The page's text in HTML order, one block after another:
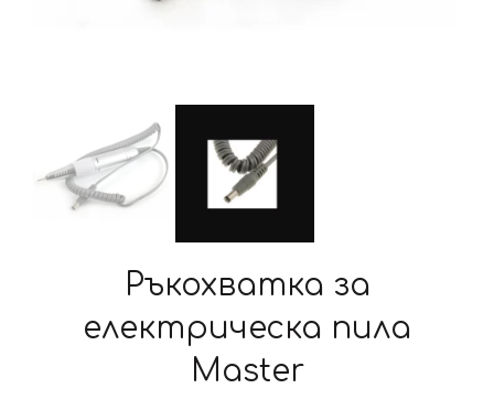
Ръкохватка за
електрическа пила
Master